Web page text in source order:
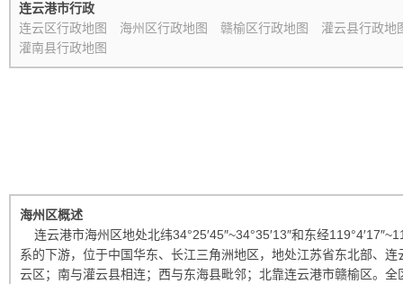
连云港市行政
连云区行政地图
海州区行政地图 赣榆区行政地图
灌云县行政地
灌南县行政地图
海州区概述
连云港市海州区地处北纬34°25′45″~34°35′13″和东经
系的下游，位于中国华东、长江三角洲地区，地处江苏省东北部、
云区；南与灌云县相连；西与东海县毗邻；北靠连云港市赣榆区。